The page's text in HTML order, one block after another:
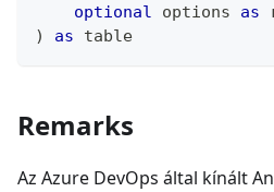
optional options as
)
as table
Remarks
Az Azure DevOps által kínált